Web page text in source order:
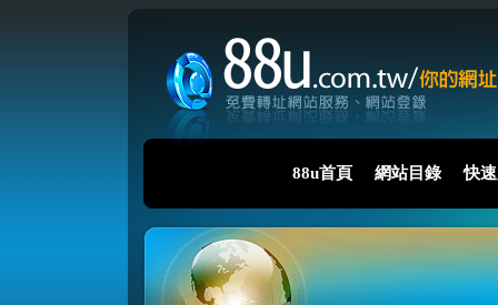
88u首頁 網站目錄 快